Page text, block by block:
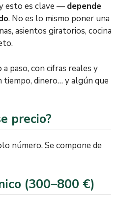
esto es clave — depende
. No es lo mismo poner una
asientos giratorios, cocina
paso, con cifras reales y
tiempo, dinero… y algún que
precio?
número. Se compone de
(300–800 €)